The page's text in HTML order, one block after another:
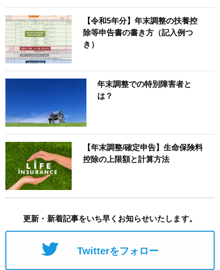
【令和5年分】年末調整の扶養控
除等申告書の書き方（記入例つ
き）
年末調整での特別障害者と
は？
【年末調整/確定申告】生命保険料
控除の上限額と計算方法
更新・新着記事をいち早くお知らせいたします。
Twitterをフォロー